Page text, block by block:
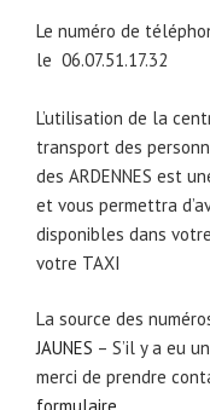
Le numéro de
le 06.07.51.17.32
L’utilisation de la
transport des
des ARDENNES est
et vous permettra
disponibles dans
votre TAXI
La source des
JAUNES – S’il y a eu
merci de prendre